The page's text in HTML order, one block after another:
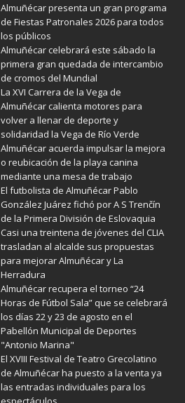
Almuñécar presenta un gran programa
de Fiestas Patronales 2026 para todos
los públicos
Almuñécar celebrará este sábado la
primera gran quedada de intercambio
de cromos del Mundial
La XVI Carrera de la Vega de
Almuñécar calienta motores para
volver a llenar de deporte y
solidaridad la Vega de Río Verde
Almuñécar acuerda impulsar la mejora
o reubicación de la playa canina
mediante una mesa de trabajo
El futbolista de Almuñécar Pablo
González Juárez fichó por A S Trenčín
de la Primera División de Eslovaquia
Casi una treintena de jóvenes del CLIA
trasladan al alcalde sus propuestas
para mejorar Almuñécar y La
Herradura
Almuñécar recupera el torneo “24
Horas de Fútbol Sala” que se celebrará
los días 22 y 23 de agosto en el
Pabellón Municipal de Deportes
"Antonio Marina"
El XVIII Festival de Teatro Grecolatino
de Almuñécar ha puesto a la venta ya
las entradas individuales para los